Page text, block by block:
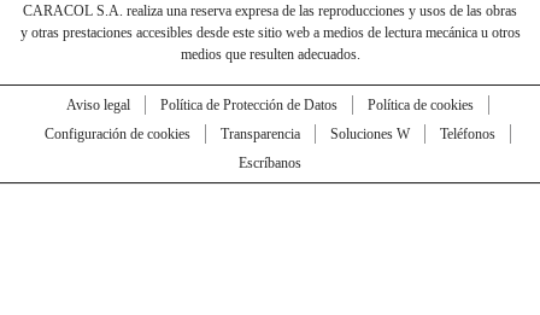
CARACOL S.A. realiza una reserva expresa de las reproducciones y usos de las obras
y otras prestaciones accesibles desde este sitio web a medios de lectura mecánica u otros
medios que resulten adecuados.
Aviso legal Política de Protección de Datos
Política de cookies
Configuración de cookies
Transparencia Soluciones W
Teléfonos
Escríbanos